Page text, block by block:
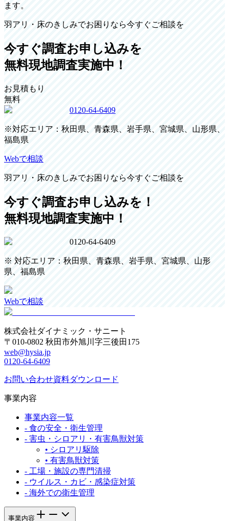
ます。
羽アリ・床のきしみでお困りなら今すぐご相談を
今すぐ調査お申し込みを
無料現地調査実施中！
お見積もり
無料
0120-64-6409
※対応エリア：秋田県、青森県、岩手県、宮城県、山形県、
福島県
Webで相談
羽アリ・床のきしみでお困りなら今すぐご相談を
今すぐ調査お申し込みを！
無料現地調査実施中！
0120-64-6409
※ 対応エリア：秋田県、青森県、岩手県、宮城県、山形
県、福島県
Webで相談
株式会社ダイナミック・サニート
〒010-0802 秋田市外旭川字三後田175
web@hysia.jp
0120-64-6409
お問い合わせ資料ダウンロード
事業内容
事業内容一覧
- 食の安全・衛生管理
- 害虫・シロアリ・有害鳥獣対策
• シロアリ駆除
• 有害鳥獣対策
- 工場・施設の専門清掃
- ウイルス・カビ・感染症対策
- 海外での衛生管理
事業内容